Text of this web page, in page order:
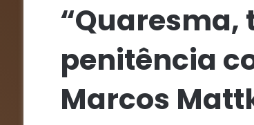
“Quaresma,
penitência
Marcos